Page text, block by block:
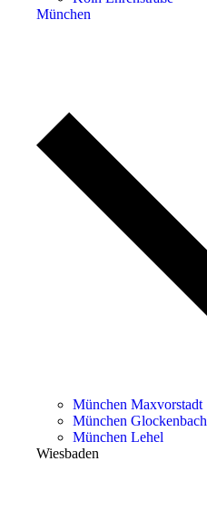
München
München Maxvorstadt
München Glockenbach
München Lehel
Wiesbaden